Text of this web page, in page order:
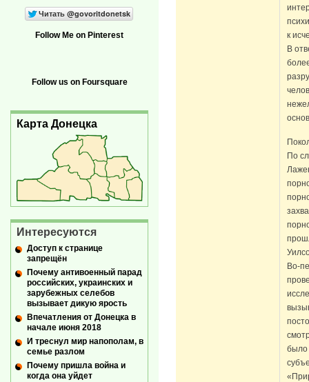
к
В
По
Во-
было
Follow Me on Pinterest
Follow us on Foursquare
Карта Донецка
Интересуются
Доступ к странице
запрещён
Почему антивоенный парад
российских, украинских и
зарубежных селебов
вызывает дикую ярость
Впечатления от Донецка в
начале июня 2018
И треснул мир напополам, в
семье разлом
Почему пришла война и
когда она уйдет